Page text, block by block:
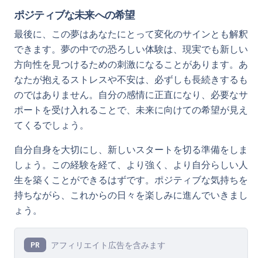
ポジティブな未来への希望
最後に、この夢はあなたにとって変化のサインとも解釈
できます。夢の中での恐ろしい体験は、現実でも新しい
方向性を見つけるための刺激になることがあります。あ
なたが抱えるストレスや不安は、必ずしも長続きするも
のではありません。自分の感情に正直になり、必要なサ
ポートを受け入れることで、未来に向けての希望が見え
てくるでしょう。
自分自身を大切にし、新しいスタートを切る準備をしま
しょう。この経験を経て、より強く、より自分らしい人
生を築くことができるはずです。ポジティブな気持ちを
持ちながら、これからの日々を楽しみに進んでいきまし
ょう。
PR アフィリエイト広告を含みます